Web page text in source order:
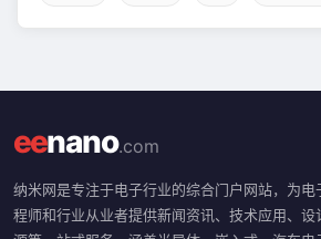
eenano.com
纳米网是专注于电子行业的综合门户网站，为电
程师和行业从业者提供新闻资讯、技术应用、设